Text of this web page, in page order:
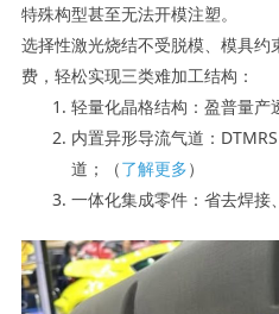
特殊构型甚至无法开模注塑。
选择性激光烧结不受脱模、模具约
费，轻松实现三类难加工结构：
轻量化晶格结构：盈普量产
内置异形导流气道：
道；（了解更多）
一体化集成零件：省去焊接